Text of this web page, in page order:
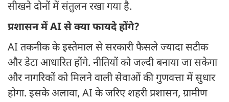
सीखने दोनों में संतुलन रखा गया है.
प्रशासन में AI से क्या फायदे होंगे?
AI तकनीक के इस्तेमाल से सरकारी फैसले ज्यादा सटीक
और डेटा आधारित होंगे. नीतियों को जल्दी बनाया जा सकेगा
और नागरिकों को मिलने वाली सेवाओं की गुणवत्ता में सुधार
होगा. इसके अलावा, AI के जरिए शहरी प्रशासन, ग्रामीण